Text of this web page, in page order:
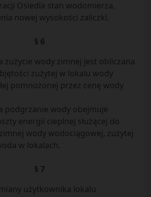
Osiedla stan wodomierza,
nowej wysokości zaliczki.
§ 6
zużycie wody zimnej jest obliczana
zużytej w lokalu wody
pomnożonej przez cenę wody
podgrzanie wody obejmuje
energii cieplnej służącej do
wody wodociągowej, zużytej
w lokalach.
§ 7
użytkownika lokalu